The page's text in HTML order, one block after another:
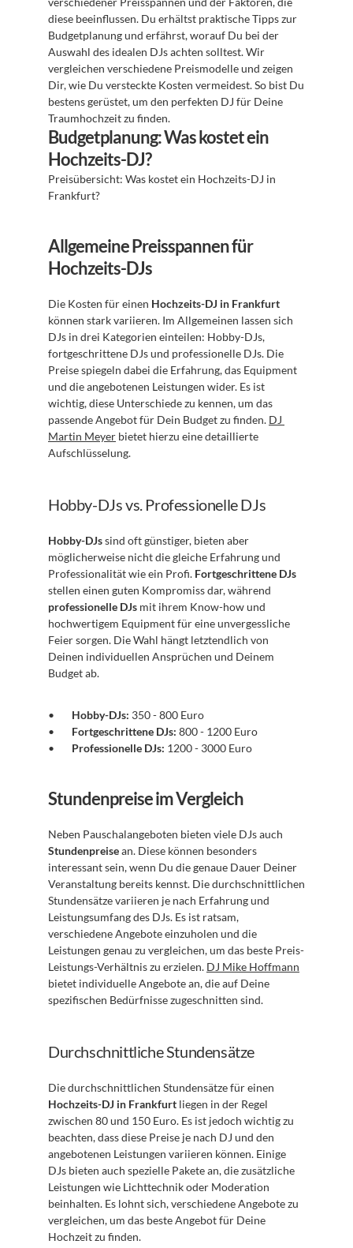
diese beeinflussen. Du erhältst praktische Tipps zur
Budgetplanung und erfährst, worauf Du bei der
Auswahl des idealen DJs achten solltest. Wir
vergleichen verschiedene Preismodelle und zeigen
Dir, wie Du versteckte Kosten vermeidest. So bist Du
bestens gerüstet, um den perfekten DJ für Deine
Traumhochzeit zu finden.
Budgetplanung: Was kostet ein
Hochzeits-DJ?
Preisübersicht: Was kostet ein Hochzeits-DJ in
Frankfurt?
Allgemeine Preisspannen für
Hochzeits-DJs
Die Kosten für einen Hochzeits-DJ in Frankfurt
können stark variieren. Im Allgemeinen lassen sich
DJs in drei Kategorien einteilen: Hobby-DJs,
fortgeschrittene DJs und professionelle DJs. Die
Preise spiegeln dabei die Erfahrung, das Equipment
und die angebotenen Leistungen wider. Es ist
wichtig, diese Unterschiede zu kennen, um das
passende Angebot für Dein Budget zu finden. DJ
Martin Meyer bietet hierzu eine detaillierte
Aufschlüsselung.
Hobby-DJs vs. Professionelle DJs
Hobby-DJs sind oft günstiger, bieten aber
möglicherweise nicht die gleiche Erfahrung und
Professionalität wie ein Profi. Fortgeschrittene DJs
professionelle DJs mit ihrem Know-how und
hochwertigem Equipment für eine unvergessliche
Feier sorgen. Die Wahl hängt letztendlich von
Deinen individuellen Ansprüchen und Deinem
Budget ab.
Hobby-DJs: 350 - 800 Euro
Fortgeschrittene DJs: 800 - 1200 Euro
Professionelle DJs: 1200 - 3000 Euro
Stundenpreise im Vergleich
Stundenpreise an. Diese können besonders
interessant sein, wenn Du die genaue Dauer Deiner
Veranstaltung bereits kennst. Die durchschnittlichen
Stundensätze variieren je nach Erfahrung und
Leistungsumfang des DJs. Es ist ratsam,
verschiedene Angebote einzuholen und die
Leistungen genau zu vergleichen, um das beste Preis-
Leistungs-Verhältnis zu erzielen. DJ Mike Hoffmann
bietet individuelle Angebote an, die auf Deine
spezifischen Bedürfnisse zugeschnitten sind.
Durchschnittliche Stundensätze
Hochzeits-DJ in Frankfurt liegen in der Regel
zwischen 80 und 150 Euro. Es ist jedoch wichtig zu
beachten, dass diese Preise je nach DJ und den
angebotenen Leistungen variieren können. Einige
DJs bieten auch spezielle Pakete an, die zusätzliche
Leistungen wie Lichttechnik oder Moderation
beinhalten. Es lohnt sich, verschiedene Angebote zu
vergleichen, um das beste Angebot für Deine
Hochzeit zu finden.